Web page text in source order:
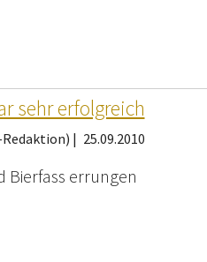
sehr erfolgreich
| 25.09.2010
Bierfass errungen